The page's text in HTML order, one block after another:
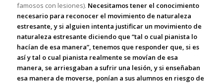
famosos con lesiones). Necesitamos tener el conocimiento
necesario para reconocer el movimiento de naturaleza
estresante, y si alguien intenta justificar un movimiento de
naturaleza estresante diciendo que “tal o cual pianista lo
hacían de esa manera”, tenemos que responder que, si es
así y tal o cual pianista realmente se movían de esa
manera, se arriesgaban a sufrir una lesión, y si enseñaban
esa manera de moverse, ponían a sus alumnos en riesgo de